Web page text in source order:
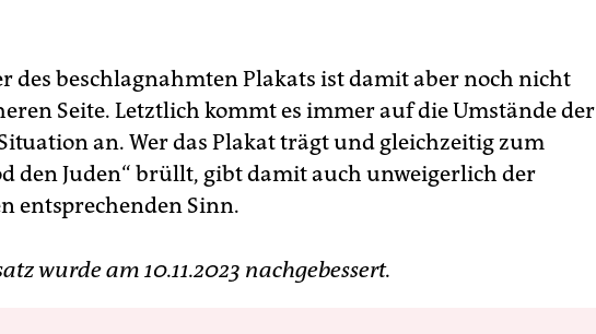
des beschlagnahmten Plakats ist damit aber noch nicht
Seite. Letztlich kommt es immer auf die Umstände der
an. Wer das Plakat trägt und gleichzeitig zum
den Juden“ brüllt, gibt damit auch unweigerlich der
entsprechenden Sinn.
wurde am 10.11.2023 nachgebessert.